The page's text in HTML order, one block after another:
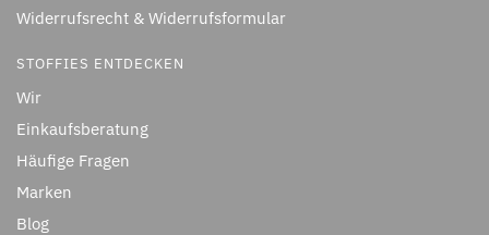
Widerrufsrecht & Widerrufsformular
STOFFIES ENTDECKEN
Wir
Einkaufsberatung
Häufige Fragen
Marken
Blog